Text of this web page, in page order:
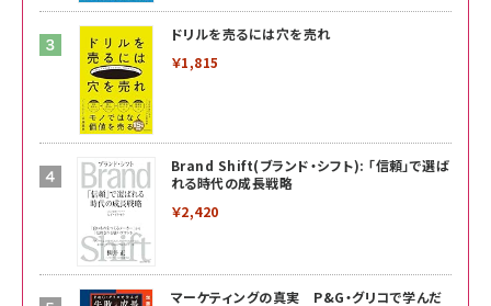
ドリルを売るには穴を売れ
￥1,815
Brand Shift(ブランド・シフト): 「信頼」で選ば
れる時代の成長戦略
￥2,420
マーケティングの真実 P&G・グリコで学んだ